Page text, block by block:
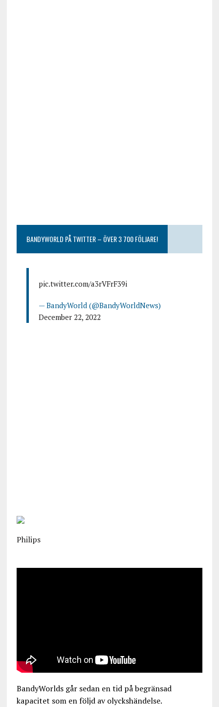
BANDYWORLD PÅ TWITTER – ÖVER 3 700 FÖLJARE!
pic.twitter.com/a3rVFrF39i
— BandyWorld (@BandyWorldNews)
December 22, 2022
Philips
BandyWorlds går sedan en tid på begränsad
kapacitet som en följd av olyckshändelse.